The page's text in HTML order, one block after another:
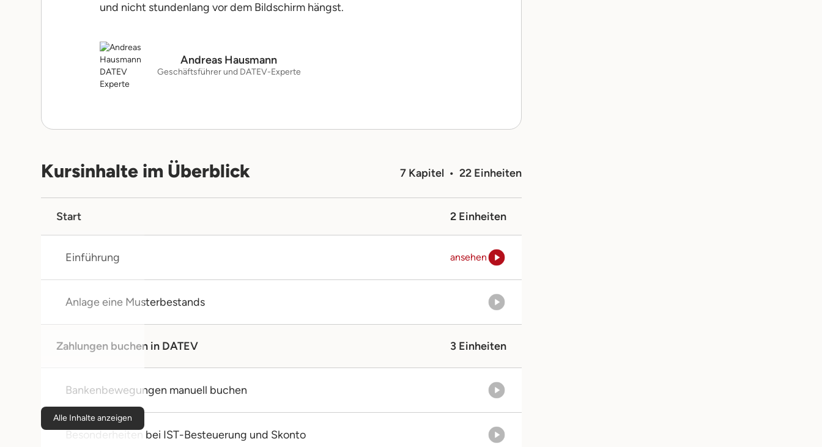
und nicht stundenlang vor dem Bildschirm hängst.
Andreas Hausmann
Geschäftsführer und DATEV-Experte
Kursinhalte im Überblick 7 Kapitel • 22 Einheiten
Alle Inhalte anzeigen
Start 2 Einheiten
Einführung ansehen
Anlage eine Musterbestands
Zahlungen buchen in DATEV 3 Einheiten
Bankenbewegungen manuell buchen
Besonderheiten bei IST-Besteuerung und Skonto